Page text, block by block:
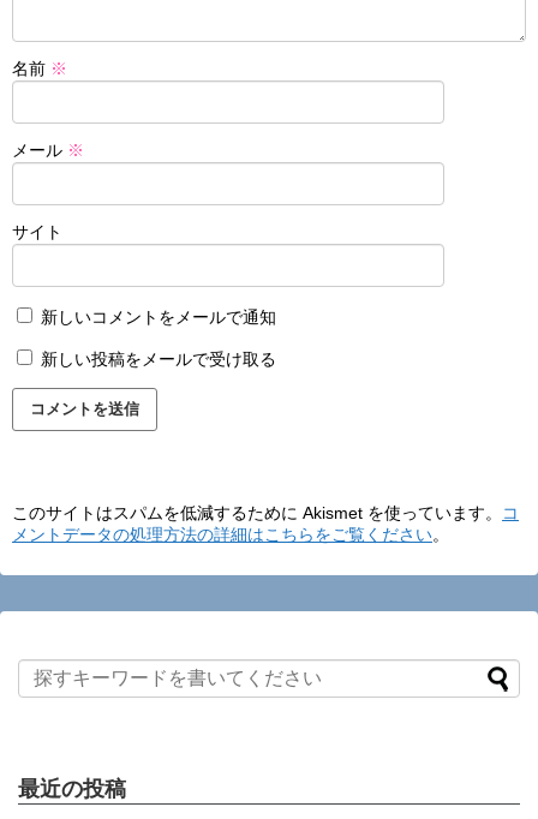
名前 ※
メール ※
サイト
新しいコメントをメールで通知
新しい投稿をメールで受け取る
このサイトはスパムを低減するために Akismet を使っています。
コ
メントデータの処理方法の詳細はこちらをご覧ください。
最近の投稿